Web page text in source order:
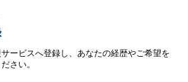
ービスへ登録し、あなたの経歴やご希望を
さい。